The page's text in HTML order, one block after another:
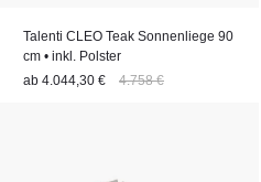
Talenti CLEO Teak Sonnenliege 90
cm • inkl. Polster
ab 4.044,30 € 4.758 €